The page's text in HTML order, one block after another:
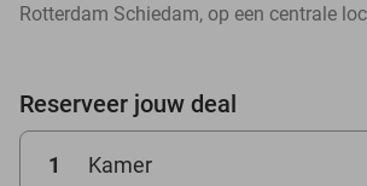
Rotterdam Schiedam, op een centrale
Reserveer jouw deal
1 Kamer